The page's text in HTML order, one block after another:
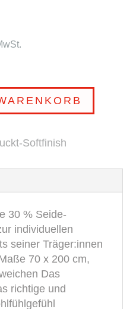
Softfinish
30 % Seide-
individuellen
seiner Träger:innen
70 x 200 cm,
Das
richtige und